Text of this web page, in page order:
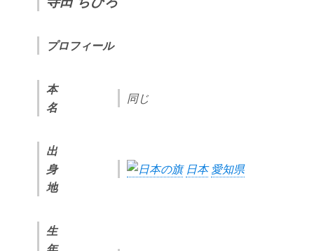
プロフィール
本
名
同じ
出
身
地
日本 愛知県
生